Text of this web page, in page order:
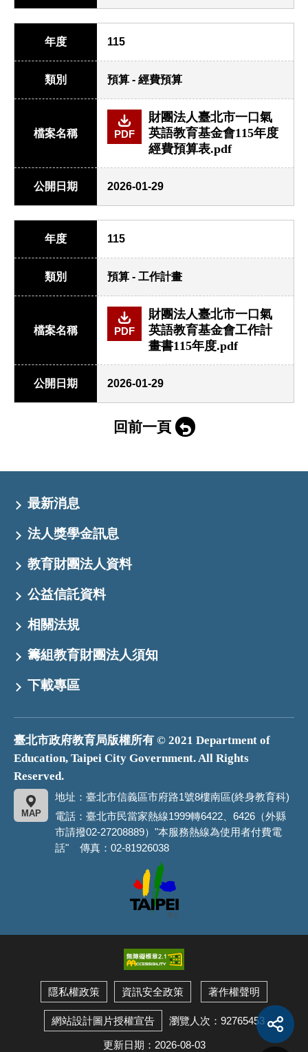
年度 115
類別 預算 - 經費預算
檔案名稱 PDF
財團法人臺北市一口氣
英語教育基金會115年度
經費預算表.pdf
公開日期 2026-01-29
年度 115
類別 預算 - 工作計畫
檔案名稱 PDF
財團法人臺北市一口氣
英語教育基金會工作計
畫書115年度.pdf
公開日期 2026-01-29
回前一頁
最新消息
法人獎學金訊息
教育財團法人資料
公益信託資料
相關法規
籌組教育財團法人須知
下載專區
臺北市政府教育局版權所有 © 2021 Department of
Education, Taipei City Government. All Rights
Reserved.
地址：臺北市信義區市府路1號8樓南區(終身教育科)
MAP
電話：臺北市民當家熱線1999轉6422、6426（外縣
市請撥02-27208889）"本服務熱線為使用者付費電
話" 傳真：02-81926038
市
政
隱私權政策 資訊安全政策 著作權聲明
網站設計圖片授權宣告 瀏覽人次：92765453
更新日期：2026-08-03
社
群